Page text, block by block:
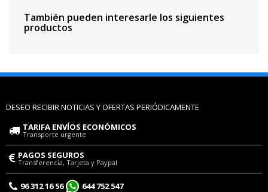
También pueden interesarle los siguientes
productos
DESEO RECIBIR NOTICIAS Y OFERTAS PERIÓDICAMENTE
TARIFA ENVÍOS ECONÓMICOS
Transporte urgente
PAGOS SEGUROS
Transferencia, Tarjeta y Paypal
96 312 16 56 644 752 547